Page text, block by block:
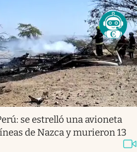
se estrelló una avioneta
de Nazca y murieron 13